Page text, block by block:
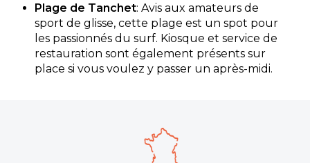
Plage de Tanchet: Avis aux amateurs de
sport de glisse, cette plage est un spot pour
les passionnés du surf. Kiosque et service de
restauration sont également présents sur
place si vous voulez y passer un après-midi.
★ 4.3/5 (761 avis)
Aucune information tarifaire disponible
Découvrir